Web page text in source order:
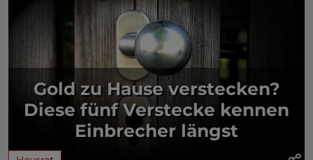
Gold zu Hause verstecken?
Diese fünf Verstecke kennen
Einbrecher längst